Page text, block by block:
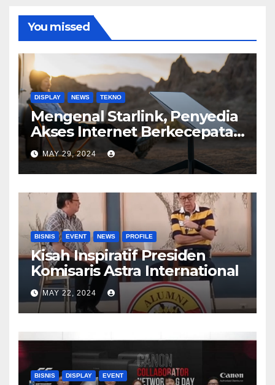
You missed
DISPLAY NEWS TEKNO
Mengenal Starlink, Penyedia
Akses Internet Berkecepatan
Tinggi
MAY 29, 2024
BISNIS EVENT NEWS PROFILE
Kisah Inspiratif Presiden
Komisaris Astra International
MAY 22, 2024
BISNIS DISPLAY EVENT